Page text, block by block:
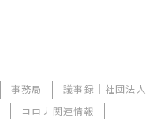
事務局 議事録｜社団法人
コロナ関連情報